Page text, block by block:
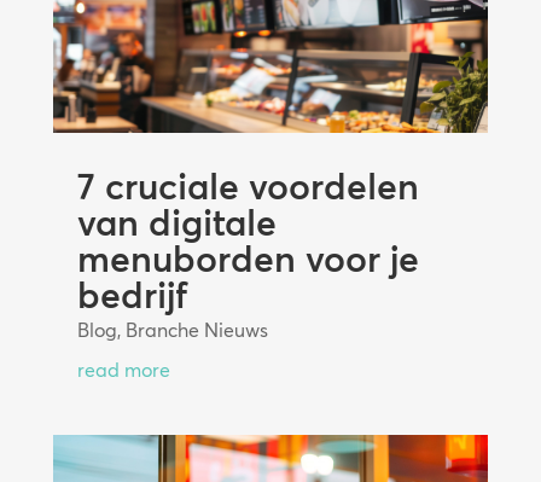
7 cruciale voordelen
van digitale
menuborden voor je
bedrijf
Blog, Branche Nieuws
read more